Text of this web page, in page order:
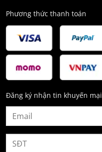
Phương thức thanh toán
Đăng ký nhận tin khuyến mại